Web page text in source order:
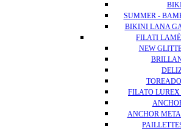
SUMMER -
BIKINI LANA
FILATI
NEW
FILATO
ANCHOR